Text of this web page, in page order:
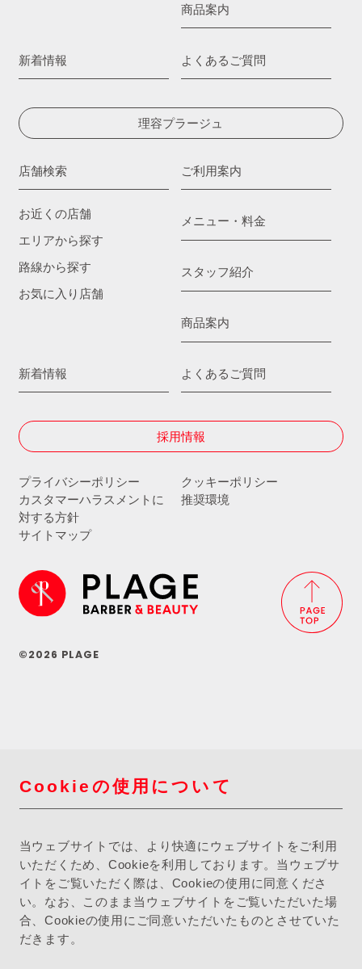
商品案内
新着情報 よくあるご質問
理容プラージュ
店舗検索
お近くの店舗
エリアから探す
路線から探す
お気に入り店舗
ご利用案内
メニュー・料金
スタッフ紹介
商品案内
新着情報 よくあるご質問
採用情報
プライバシーポリシー
クッキーポリシー
カスタマーハラスメントに
対する方針
推奨環境
サイトマップ
©2026 PLAGE
Cookieの使用について
当ウェブサイトでは、より快適にウェブサイトをご利用
いただくため、Cookieを利用しております。当ウェブサ
イトをご覧いただく際は、Cookieの使用に同意くださ
い。なお、このまま当ウェブサイトをご覧いただいた場
合、Cookieの使用にご同意いただいたものとさせていた
だきます。